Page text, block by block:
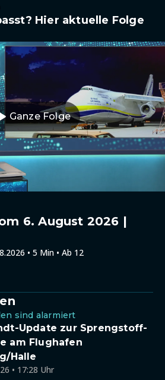
Hier aktuelle Folge
Ganze Folge
6. August 2026 |
• 5 Min • Ab 12
sind alarmiert
Update zur Sprengstoff-
am Flughafen
Halle
• 17:28 Uhr